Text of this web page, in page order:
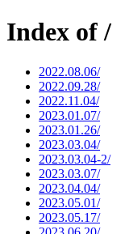
Index of /
2022.08.06/
2022.09.28/
2022.11.04/
2023.01.07/
2023.01.26/
2023.03.04/
2023.03.04-2/
2023.03.07/
2023.04.04/
2023.05.01/
2023.05.17/